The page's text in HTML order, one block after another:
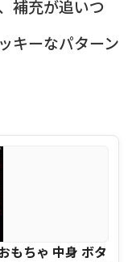
補充が追いつ
キーなパターン
もちゃ 中身 ボタ